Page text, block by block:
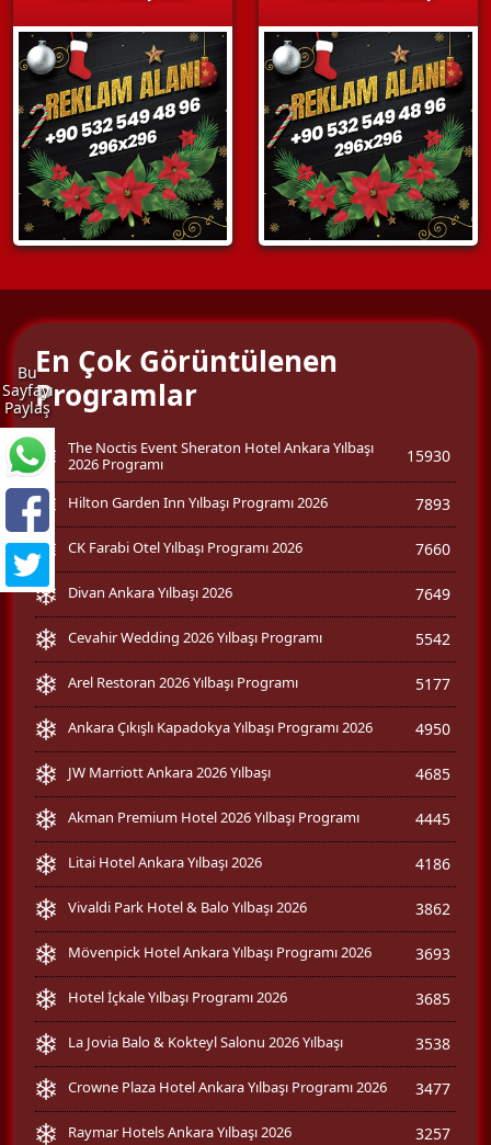
Bu
Sayfayı
Paylaş
En Çok Görüntülenen
Programlar
The Noctis Event Sheraton Hotel Ankara Yılbaşı
2026 Programı
15930
Hilton Garden Inn Yılbaşı Programı 2026 7893
CK Farabi Otel Yılbaşı Programı 2026 7660
Divan Ankara Yılbaşı 2026 7649
Cevahir Wedding 2026 Yılbaşı Programı 5542
Arel Restoran 2026 Yılbaşı Programı 5177
Ankara Çıkışlı Kapadokya Yılbaşı Programı 2026 4950
JW Marriott Ankara 2026 Yılbaşı 4685
Akman Premium Hotel 2026 Yılbaşı Programı 4445
Litai Hotel Ankara Yılbaşı 2026 4186
Vivaldi Park Hotel & Balo Yılbaşı 2026 3862
Mövenpick Hotel Ankara Yılbaşı Programı 2026 3693
Hotel İçkale Yılbaşı Programı 2026 3685
La Jovia Balo & Kokteyl Salonu 2026 Yılbaşı 3538
Crowne Plaza Hotel Ankara Yılbaşı Programı 2026 3477
Raymar Hotels Ankara Yılbaşı 2026 3257